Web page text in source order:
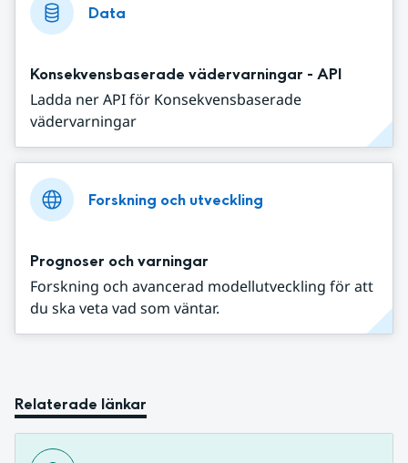
Data
Konsekvensbaserade vädervarningar - API
Ladda ner API för Konsekvensbaserade
vädervarningar
Forskning och utveckling
Prognoser och varningar
Forskning och avancerad modellutveckling för att
du ska veta vad som väntar.
Relaterade länkar